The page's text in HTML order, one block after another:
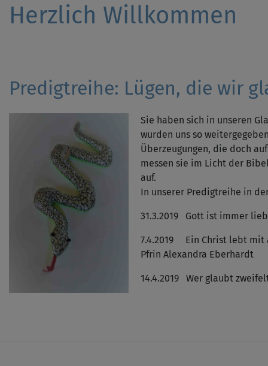
Herzlich Willkommen
Predigtreihe: Lügen, die wir
Sie haben sich in unseren
wurden uns so
Überzeugungen, die doch
messen sie im Licht der
auf.
In unserer Predigtreihe in
31.3.2019 Gott ist immer
7.4.2019 Ein Christ lebt mit
Pfrin Alexandra Eberhardt
14.4.2019 Wer glaubt